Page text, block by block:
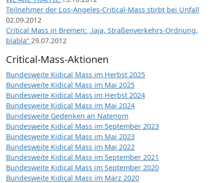
Teilnehmer der Los-Angeles-Critical-Mass stirbt bei Unfall
02.09.2012
Critical Mass in Bremen: „Jaja, Straßenverkehrs-Ordnung,
blabla“ 29.07.2012
Critical-Mass-Aktionen
Bundesweite Kidical Mass im Herbst 2025
Bundesweite Kidical Mass im Mai 2025
Bundesweite Kidical Mass im Herbst 2024
Bundesweite Kidical Mass im Mai 2024
Bundesweite Gedenken an Natenom
Bundesweite Kidical Mass im September 2023
Bundesweite Kidical Mass im Mai 2023
Bundesweite Kidical Mass im Mai 2022
Bundesweite Kidical Mass im September 2021
Bundesweite Kidical Mass im September 2020
Bundesweite Kidical Mass im März 2020